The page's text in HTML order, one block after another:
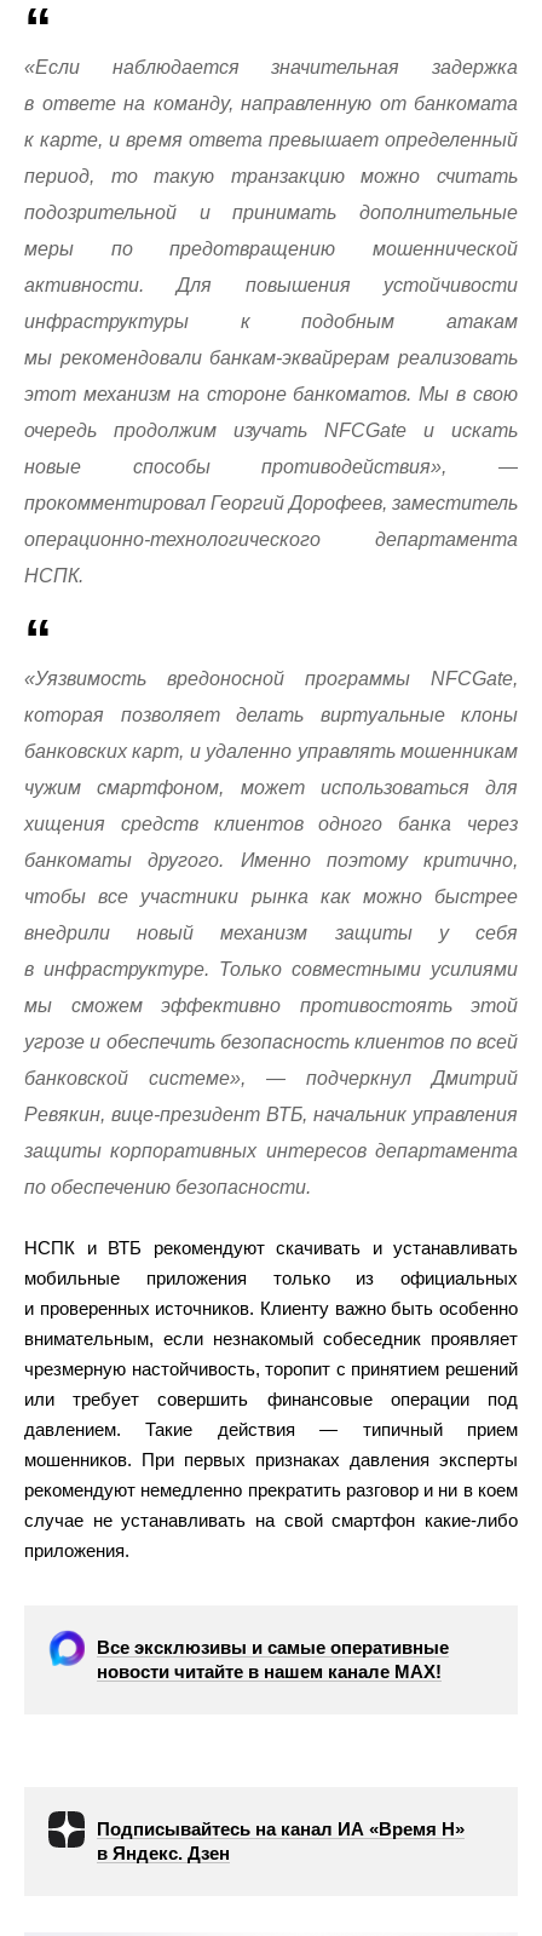
«Если наблюдается значительная задержка
в ответе на команду, направленную от банкомата
к карте, и время ответа превышает определенный
период, то такую транзакцию можно считать
подозрительной и принимать дополнительные
меры по предотвращению мошеннической
активности. Для повышения устойчивости
инфраструктуры к подобным атакам
мы рекомендовали банкам-эквайрерам реализовать
этот механизм на стороне банкоматов. Мы в свою
очередь продолжим изучать NFCGate и искать
новые способы противодействия», —
прокомментировал Георгий Дорофеев, заместитель
операционно-технологического департамента
НСПК.
«Уязвимость вредоносной программы NFCGate,
которая позволяет делать виртуальные клоны
банковских карт, и удаленно управлять мошенникам
чужим смартфоном, может использоваться для
хищения средств клиентов одного банка через
банкоматы другого. Именно поэтому критично,
чтобы все участники рынка как можно быстрее
внедрили новый механизм защиты у себя
в инфраструктуре. Только совместными усилиями
мы сможем эффективно противостоять этой
угрозе и обеспечить безопасность клиентов по всей
банковской системе», — подчеркнул Дмитрий
Ревякин, вице-президент ВТБ, начальник управления
защиты корпоративных интересов департамента
по обеспечению безопасности.
НСПК и ВТБ рекомендуют скачивать и устанавливать
мобильные приложения только из официальных
и проверенных источников. Клиенту важно быть особенно
внимательным, если незнакомый собеседник проявляет
чрезмерную настойчивость, торопит с принятием решений
или требует совершить финансовые операции под
давлением. Такие действия — типичный прием
мошенников. При первых признаках давления эксперты
рекомендуют немедленно прекратить разговор и ни в коем
случае не устанавливать на свой смартфон какие-либо
приложения.
Все эксклюзивы и самые оперативные
новости читайте в нашем канале МАХ!
Подписывайтесь на канал ИА «Время Н»
в Яндекс. Дзен